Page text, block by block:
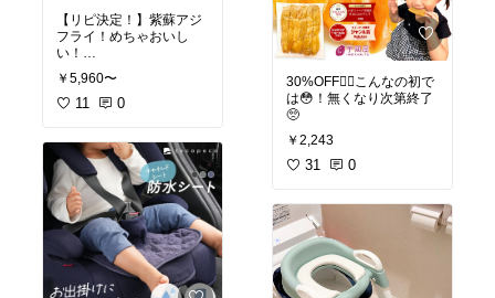
【リピ決定！】紫蘇アジ
フライ！めちゃおいし
い！
紫蘇感少なくて、苦手な
私でも食べられる❤️‍🔥
￥5,960〜
11 0
30%OFF❤️‍🔥こんなの初で
は😳！無くなり次第終了
🥺
￥2,243
31 0